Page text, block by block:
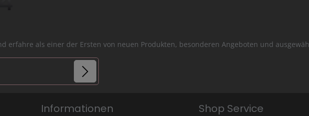
erfahre als einer der Ersten von neuen Produkten, besonderen Angeboten und
zur Kenntnis
sind Pflichtfelder.
Informationen Shop Service